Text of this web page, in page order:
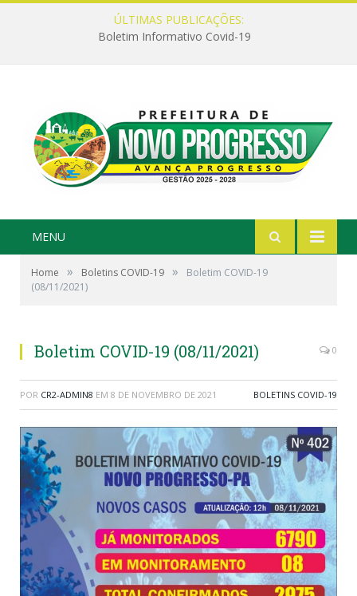
ÚLTIMAS PUBLICAÇÕES:
Boletim Informativo Covid-19
MENU
Home » Boletins COVID-19 »
Boletim COVID-19
(08/11/2021)
Boletim COVID-19 (08/11/2021) 0
POR CR2-ADMIN8 EM 8 DE NOVEMBRO DE 2021 BOLETINS COVID-19